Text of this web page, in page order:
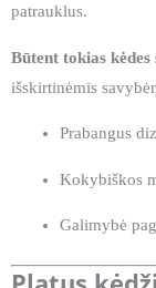
patrauklus.
Būtent tokias
išskirtinėmis
Prabangus
Kokybiškos
Galimybė